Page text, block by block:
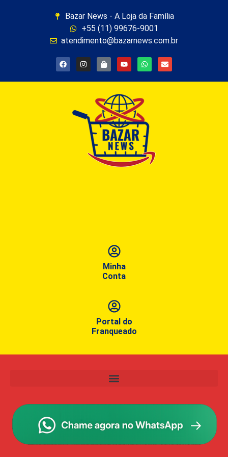
Bazar News - A Loja da Família
+55 (11) 99676-9001
atendimento@bazarnews.com.br
Minha
Conta
Portal do
Franqueado